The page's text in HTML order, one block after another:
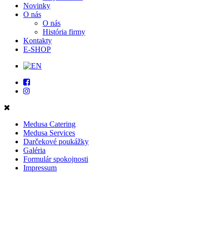
Novinky
O nás
O nás
História firmy
Kontakty
E-SHOP
Medusa Catering
Medusa Services
Darčekové poukážky
Galéria
Formulár spokojnosti
Impressum